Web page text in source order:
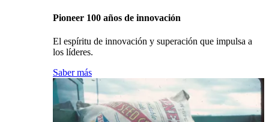
Pioneer 100 años de innovación
El espíritu de innovación y superación que impulsa a
los líderes.
Saber más